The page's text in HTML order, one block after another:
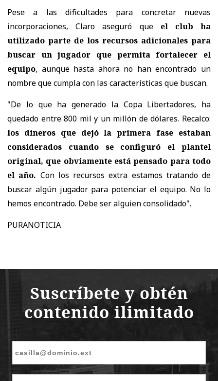
Pese a las dificultades para concretar nuevas
incorporaciones, Claro aseguró que el club ha
utilizado parte de los recursos adicionales para
buscar un jugador que permita fortalecer el
equipo, aunque hasta ahora no han encontrado un
nombre que cumpla con las características que buscan.
"De lo que ha generado la Copa Libertadores, ha
quedado entre 800 mil y un millón de dólares. Recalco:
los dineros que dejó la primera fase estaban
considerados cuando se configuró el plantel
original, que obviamente está pensado para todo
el año. Con los recursos extra estamos tratando de
buscar algún jugador para potenciar el equipo. No lo
hemos encontrado. Debe ser alguien consolidado".
PURANOTICIA